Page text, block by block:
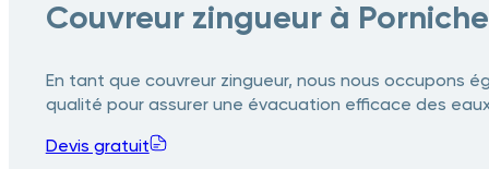
Couvreur zingueur à
En tant que couvreur zingueur, nous nous occupons
qualité pour assurer une évacuation efficace des
Devis gratuit